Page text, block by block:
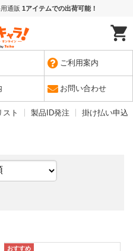
通販 1アイテムでの出荷可能！
ご利用案内
お問い合わせ
スト 製品ID発注 掛け払い申込